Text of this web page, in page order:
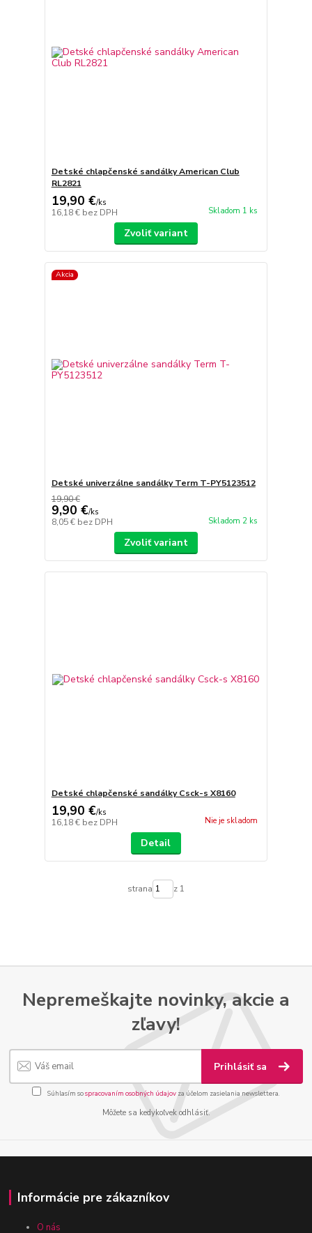
Detské chlapčenské sandálky American Club
RL2821
19,90 €/ks
16,18 € bez DPH Skladom 1 ks
Zvoliť variant
Akcia
Detské univerzálne sandálky Term T-PY5123512
19,90 €
9,90 €/ks
8,05 € bez DPH Skladom 2 ks
Zvoliť variant
Detské chlapčenské sandálky Csck-s X8160
19,90 €/ks
16,18 € bez DPH Nie je skladom
Detail
strana z 1
Nepremeškajte novinky, akcie a
zľavy!
Prihlásiť sa
Súhlasím sospracovaním osobných údajov za účelom zasielania newslettera.
Môžete sa kedykoľvek odhlásiť.
Informácie pre zákazníkov
O nás